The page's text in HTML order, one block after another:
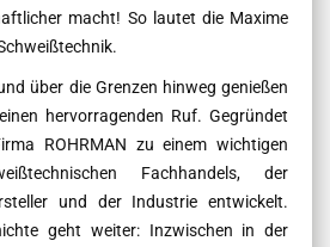
macht! So lautet die Maxime
über die Grenzen hinweg genießen
hervorragenden Ruf. Gegründet
ROHRMAN zu einem wichtigen
Fachhandels, der
und der Industrie entwickelt.
geht weiter: Inzwischen in der